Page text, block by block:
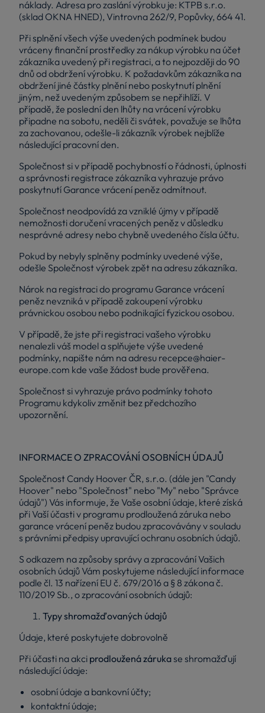
náklady. Adresa pro zaslání výrobku je: KTPB s.r.o.
(sklad OKNA HNED), Vintrovna 262/9, Popůvky, 664 41.
Při splnění všech výše uvedených podmínek budou
vráceny finanční prostředky za nákup výrobku na účet
zákazníka uvedený při registraci, a to nejpozději do 90
dnů od obdržení výrobku. K požadavkům zákazníka na
obdržení jiné částky plnění nebo poskytnutí plnění
jiným, než uvedeným způsobem se nepřihlíží. V
případě, že poslední den lhůty na vrácení výrobku
připadne na sobotu, neděli či svátek, považuje se lhůta
za zachovanou, odešle-li zákazník výrobek nejblíže
následující pracovní den.
Společnost si v případě pochybností o řádnosti, úplnosti
a správnosti registrace zákazníka vyhrazuje právo
poskytnutí Garance vrácení peněz odmítnout.
Společnost neodpovídá za vzniklé újmy v případě
nemožnosti doručení vracených peněz v důsledku
nesprávné adresy nebo chybně uvedeného čísla účtu.
Pokud by nebyly splněny podmínky uvedené výše,
odešle Společnost výrobek zpět na adresu zákazníka.
Nárok na registraci do programu Garance vrácení
peněz nevzniká v případě zakoupení výrobku
právnickou osobou nebo podnikající fyzickou osobou.
V případě, že jste při registraci vašeho výrobku
nenalezli váš model a splňujete výše uvedené
podmínky, napište nám na adresu recepce@haier-
europe.com kde vaše žádost bude prověřena.
Společnost si vyhrazuje právo podmínky tohoto
Programu kdykoliv změnit bez předchozího
upozornění.
INFORMACE O ZPRACOVÁNÍ OSOBNÍCH ÚDAJŮ
Společnost Candy Hoover ČR, s.r.o. (dále jen "Candy
Hoover" nebo "Společnost" nebo "My" nebo "Správce
údajů") Vás informuje, že Vaše osobní údaje, které získá
při Vaší účasti v programu prodloužená záruka nebo
garance vrácení peněz budou zpracovávány v souladu
s právními předpisy upravující ochranu osobních údajů.
S odkazem na způsoby správy a zpracování Vašich
osobních údajů Vám poskytujeme následující informace
podle čl. 13 nařízení EU č. 679/2016 a § 8 zákona č.
110/2019 Sb., o zpracování osobních údajů:
Typy shromažďovaných údajů
Údaje, které poskytujete dobrovolně
Při účasti na akci prodloužená zárukase shromažďují
následující údaje:
osobní údaje a bankovní účty;
kontaktní údaje;